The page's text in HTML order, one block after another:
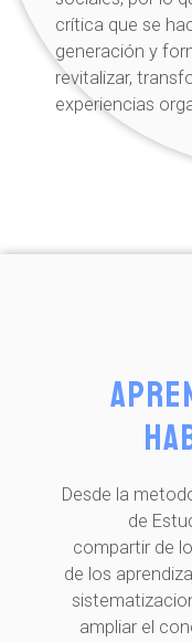
crítica que se
generación y
revitalizar,
experiencias
Desde la
de
compartir de
de los
ampliar el